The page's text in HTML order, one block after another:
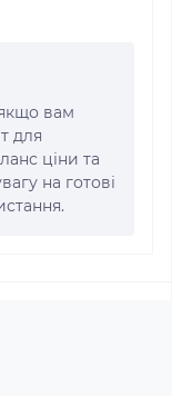
вам
для
ціни та
на готові